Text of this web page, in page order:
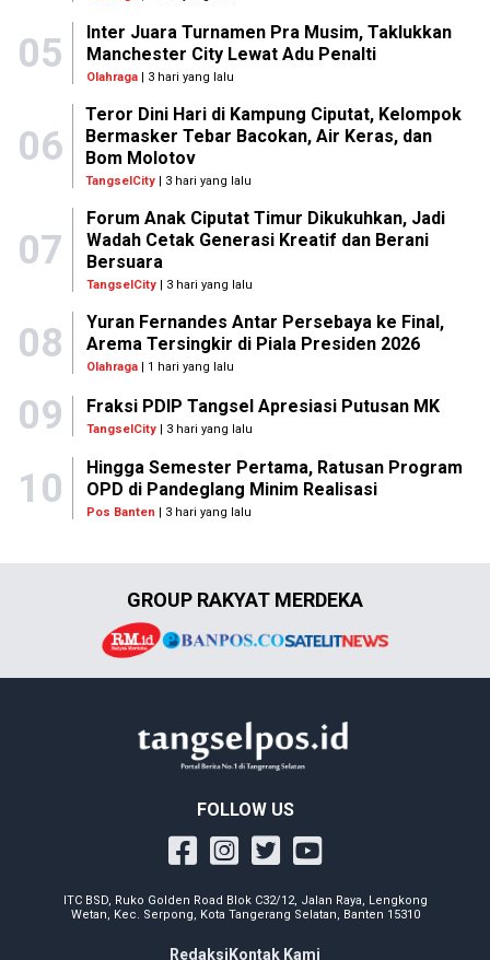
05
Inter Juara Turnamen Pra Musim, Taklukkan
Manchester City Lewat Adu Penalti
Olahraga| 3 hari yang lalu
06
Teror Dini Hari di Kampung Ciputat, Kelompok
Bermasker Tebar Bacokan, Air Keras, dan
Bom Molotov
TangselCity | 3 hari yang lalu
07
Forum Anak Ciputat Timur Dikukuhkan, Jadi
Wadah Cetak Generasi Kreatif dan Berani
Bersuara
TangselCity| 3 hari yang lalu
08
Yuran Fernandes Antar Persebaya ke Final,
Arema Tersingkir di Piala Presiden 2026
Olahraga| 1 hari yang lalu
09 Fraksi PDIP Tangsel Apresiasi Putusan MK
TangselCity | 3 hari yang lalu
10
Hingga Semester Pertama, Ratusan Program
OPD di Pandeglang Minim Realisasi
Pos Banten | 3 hari yang lalu
GROUP RAKYAT MERDEKA
FOLLOW US
ITC BSD, Ruko Golden Road Blok C32/12, Jalan Raya, Lengkong
Wetan, Kec. Serpong, Kota Tangerang Selatan, Banten 15310
Redaksi Kontak Kami